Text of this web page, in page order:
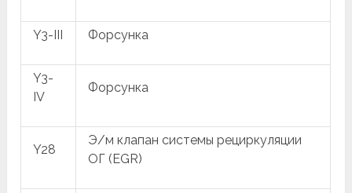
Y3-III Форсунка
Y3-
IV
Форсунка
Y28
Э/м клапан системы рециркуляции
ОГ (EGR)